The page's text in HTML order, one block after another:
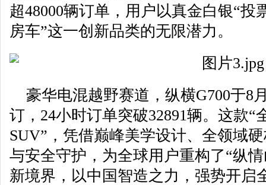
超48000辆订单，用户以真金白银“投
房车”这一创新品类的无限潜力。
豪华电混越野赛道，纵横G700于8
订，24小时订单突破32891辆。这款“
SUV”，凭借巅峰美学设计、全领域
与安全守护，为全球用户重构了“纵
新境界，以中国智造之力，强势开启